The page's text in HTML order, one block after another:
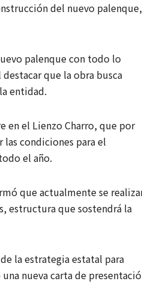
del nuevo palenque,
palenque con todo lo
que la obra busca
entidad.
en el Lienzo Charro, que por
condiciones para el
el año.
que actualmente se
estructura que sostendrá la
la estrategia estatal para
nueva carta de